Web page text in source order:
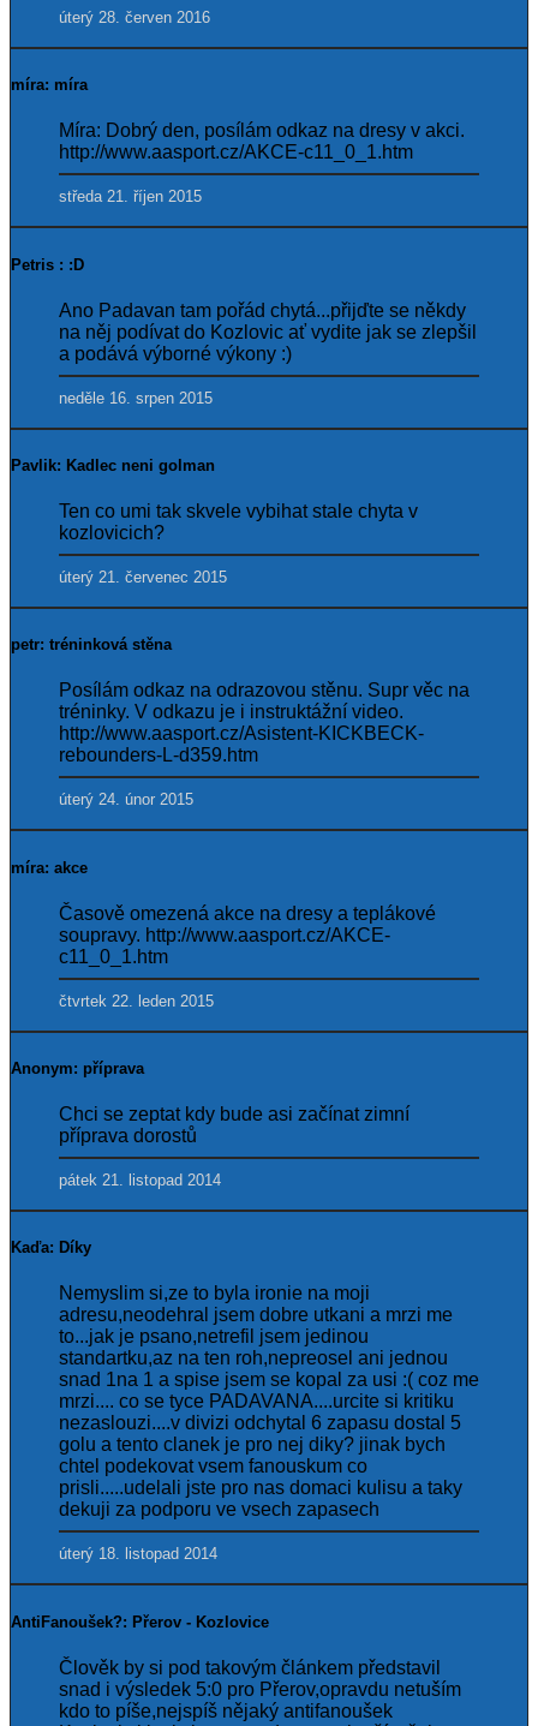
úterý 28. červen 2016
míra: míra
Míra: Dobrý den, posílám odkaz na dresy v akci.
http://www.aasport.cz/AKCE-c11_0_1.htm
středa 21. říjen 2015
Petris : :D
Ano Padavan tam pořád chytá...přijďte se někdy
na něj podívat do Kozlovic ať vydite jak se zlepšil
a podává výborné výkony :)
neděle 16. srpen 2015
Pavlik: Kadlec neni golman
Ten co umi tak skvele vybihat stale chyta v
kozlovicich?
úterý 21. červenec 2015
petr: tréninková stěna
Posílám odkaz na odrazovou stěnu. Supr věc na
tréninky. V odkazu je i instruktážní video.
http://www.aasport.cz/Asistent-KICKBECK-
rebounders-L-d359.htm
úterý 24. únor 2015
míra: akce
Časově omezená akce na dresy a teplákové
soupravy. http://www.aasport.cz/AKCE-
c11_0_1.htm
čtvrtek 22. leden 2015
Anonym: příprava
Chci se zeptat kdy bude asi začínat zimní
příprava dorostů
pátek 21. listopad 2014
Kaďa: Díky
Nemyslim si,ze to byla ironie na moji
adresu,neodehral jsem dobre utkani a mrzi me
to...jak je psano,netrefil jsem jedinou
standartku,az na ten roh,nepreosel ani jednou
snad 1na 1 a spise jsem se kopal za usi :( coz me
mrzi.... co se tyce PADAVANA....urcite si kritiku
nezaslouzi....v divizi odchytal 6 zapasu dostal 5
golu a tento clanek je pro nej diky? jinak bych
chtel podekovat vsem fanouskum co
prisli.....udelali jste pro nas domaci kulisu a taky
dekuji za podporu ve vsech zapasech
úterý 18. listopad 2014
AntiFanoušek?: Přerov - Kozlovice
Člověk by si pod takovým článkem představil
snad i výsledek 5:0 pro Přerov,opravdu netuším
kdo to píše,nejspíš nějaký antifanoušek